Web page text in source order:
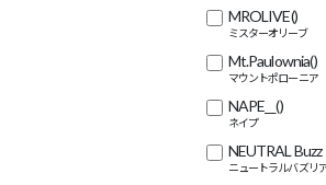
MROLIVE()
Mt.Paulownia()
NAPE__()
NEUTRAL